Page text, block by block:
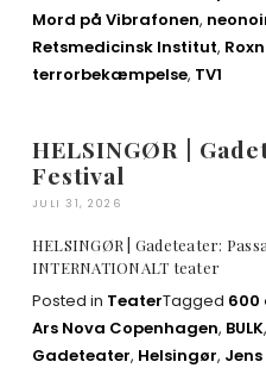
Mord på Vibrafonen,
Retsmedicinsk Institut,
terrorbekæmpelse, TV1
HELSINGØR |
Festival
JULI 31, 2026
HELSINGØR | Gadeteater:
INTERNATIONALT
Posted in TeaterTagged
Ars Nova Copenhagen, BULK,
Gadeteater, Helsingør,